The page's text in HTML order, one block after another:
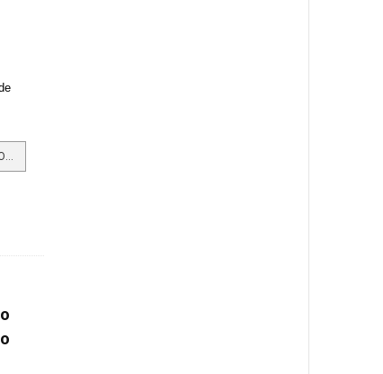
LEER MÁS…EL MEJOR CACAO DE COLOMBIA FUE PREMIADO EN EL CONCURSO NACIONAL CACAO DE ORO